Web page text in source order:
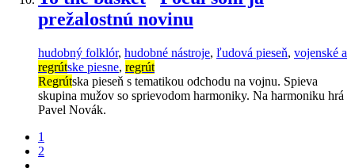
prežalostnú novinu
hudobný folklór, hudobné nástroje, ľudová pieseň, vojenské a
regrútske piesne, regrút
Regrútska pieseň s tematikou odchodu na vojnu. Spieva
skupina mužov so sprievodom harmoniky. Na harmoniku hrá
Pavel Novák.
1
2